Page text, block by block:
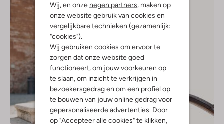
Wij, en onze negen partners, maken op
onze website gebruik van cookies en
vergelijkbare technieken (gezamenlijk:
"cookies").
Wij gebruiken cookies om ervoor te
zorgen dat onze website goed
functioneert, om jouw voorkeuren op
te slaan, om inzicht te verkrijgen in
bezoekersgedrag en om een profiel op
te bouwen van jouw online gedrag voor
gepersonaliseerde advertenties. Door
op "Accepteer alle cookies" te klikken,